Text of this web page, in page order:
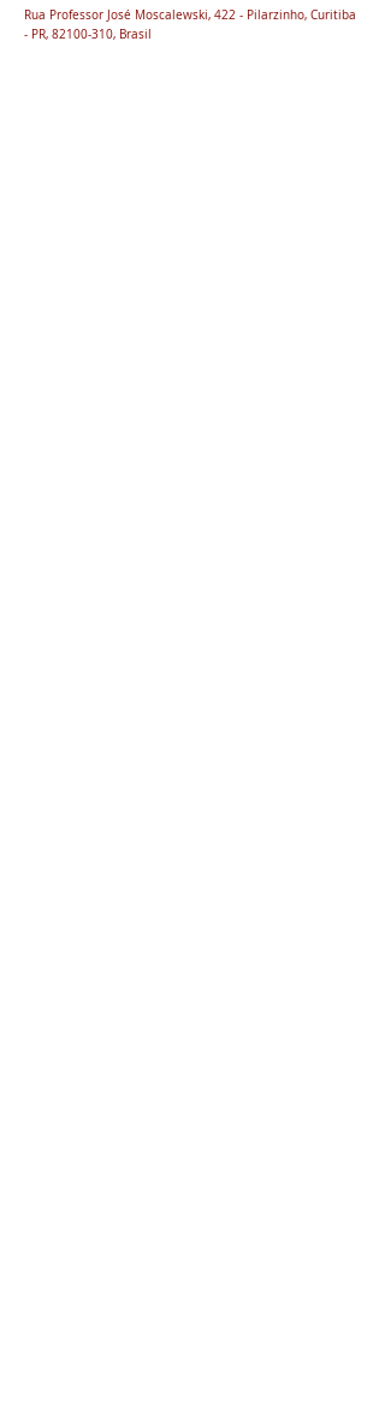
Rua Professor José Moscalewski, 422 - Pilarzinho, Curitiba
- PR, 82100-310, Brasil